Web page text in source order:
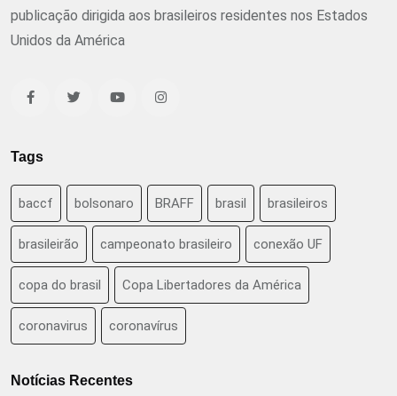
publicação dirigida aos brasileiros residentes nos Estados
Unidos da América
Tags
baccf bolsonaro BRAFF brasil brasileiros
brasileirão campeonato brasileiro conexão UF
copa do brasil Copa Libertadores da América
coronavirus coronavírus
Notícias Recentes